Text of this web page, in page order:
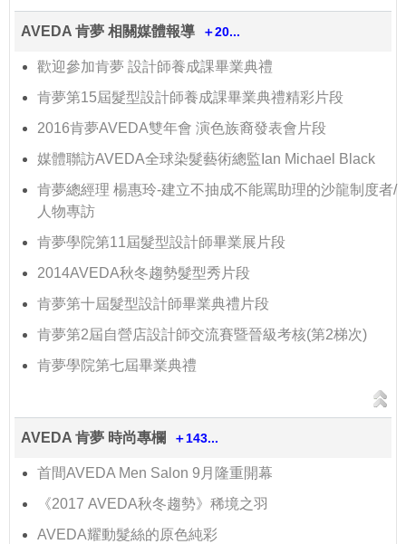
AVEDA 肯夢 相關媒體報導 ＋20...
歡迎參加肯夢 設計師養成課畢業典禮
肯夢第15屆髮型設計師養成課畢業典禮精彩片段
2016肯夢AVEDA雙年會 演色族裔發表會片段
媒體聯訪AVEDA全球染髮藝術總監Ian Michael Black
肯夢總經理 楊惠玲-建立不抽成不能罵助理的沙龍制度者/
人物專訪
肯夢學院第11屆髮型設計師畢業展片段
2014AVEDA秋冬趨勢髮型秀片段
肯夢第十屆髮型設計師畢業典禮片段
肯夢第2屆自營店設計師交流賽暨晉級考核(第2梯次)
肯夢學院第七屆畢業典禮
AVEDA 肯夢 時尚專欄 ＋143...
首間AVEDA Men Salon 9月隆重開幕
《2017 AVEDA秋冬趨勢》稀境之羽
AVEDA耀動髮絲的原色純彩